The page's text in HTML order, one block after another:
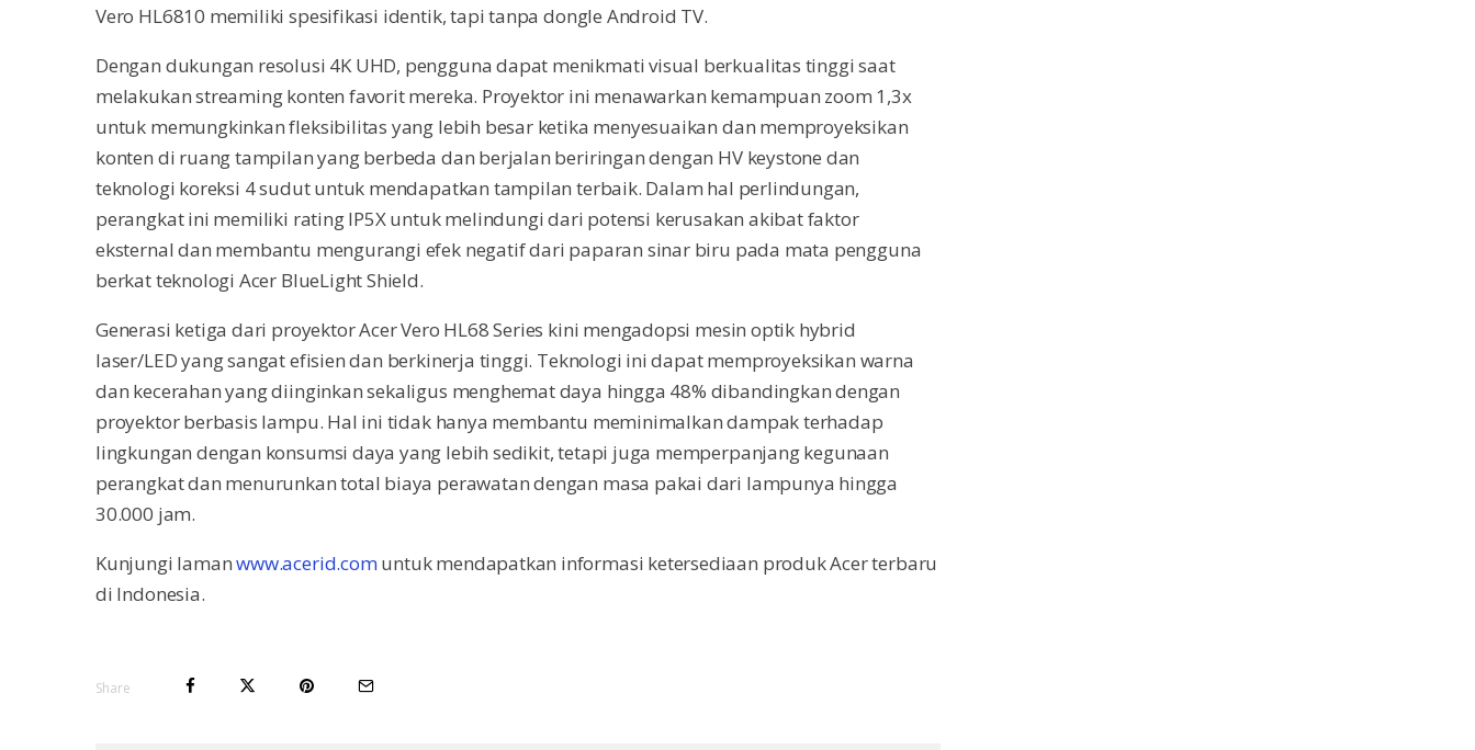
Vero HL6810 memiliki spesifikasi identik, tapi tanpa dongle Android TV.
Dengan dukungan resolusi 4K UHD, pengguna dapat menikmati visual berkualitas tinggi saat
melakukan streaming konten favorit mereka. Proyektor ini menawarkan kemampuan zoom 1,3x
untuk memungkinkan fleksibilitas yang lebih besar ketika menyesuaikan dan memproyeksikan
konten di ruang tampilan yang berbeda dan berjalan beriringan dengan HV keystone dan
teknologi koreksi 4 sudut untuk mendapatkan tampilan terbaik. Dalam hal perlindungan,
perangkat ini memiliki rating IP5X untuk melindungi dari potensi kerusakan akibat faktor
eksternal dan membantu mengurangi efek negatif dari paparan sinar biru pada mata pengguna
berkat teknologi Acer BlueLight Shield.
Generasi ketiga dari proyektor Acer Vero HL68 Series kini mengadopsi mesin optik hybrid
laser/LED yang sangat efisien dan berkinerja tinggi. Teknologi ini dapat memproyeksikan warna
dan kecerahan yang diinginkan sekaligus menghemat daya hingga 48% dibandingkan dengan
proyektor berbasis lampu. Hal ini tidak hanya membantu meminimalkan dampak terhadap
lingkungan dengan konsumsi daya yang lebih sedikit, tetapi juga memperpanjang kegunaan
perangkat dan menurunkan total biaya perawatan dengan masa pakai dari lampunya hingga
30.000 jam.
Kunjungi lamanwww.acerid.comuntuk mendapatkan informasi ketersediaan produk Acer terbaru
di Indonesia.
Share